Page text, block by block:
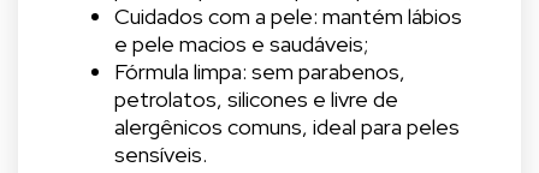
Cuidados com a pele: mantém lábios
e pele macios e saudáveis;
Fórmula limpa: sem parabenos,
petrolatos, silicones e livre de
alergênicos comuns, ideal para peles
sensíveis.